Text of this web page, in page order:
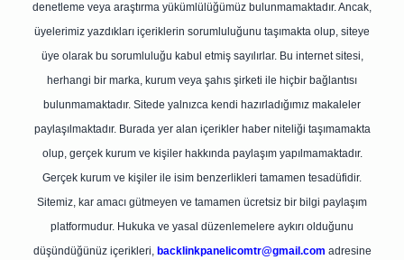
denetleme veya araştırma yükümlülüğümüz bulunmamaktadır. Ancak,
üyelerimiz yazdıkları içeriklerin sorumluluğunu taşımakta olup, siteye
üye olarak bu sorumluluğu kabul etmiş sayılırlar. Bu internet sitesi,
herhangi bir marka, kurum veya şahıs şirketi ile hiçbir bağlantısı
bulunmamaktadır. Sitede yalnızca kendi hazırladığımız makaleler
paylaşılmaktadır. Burada yer alan içerikler haber niteliği taşımamakta
olup, gerçek kurum ve kişiler hakkında paylaşım yapılmamaktadır.
Gerçek kurum ve kişiler ile isim benzerlikleri tamamen tesadüfidir.
Sitemiz, kar amacı gütmeyen ve tamamen ücretsiz bir bilgi paylaşım
platformudur. Hukuka ve yasal düzenlemelere aykırı olduğunu
düşündüğünüz içerikleri, backlinkpanelicomtr@gmail.com adresine